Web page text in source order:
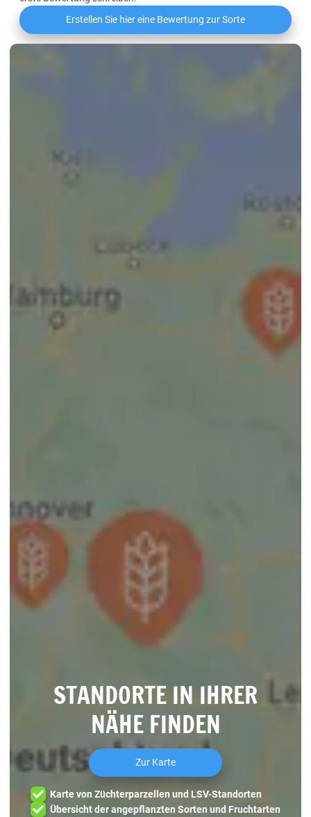
Erstellen Sie hier eine Bewertung zur Sorte
STANDORTE IN IHRER
NÄHE FINDEN
Zur Karte
Karte von Züchterparzellen und LSV-Standorten
Übersicht der angepflanzten Sorten und Fruchtarten